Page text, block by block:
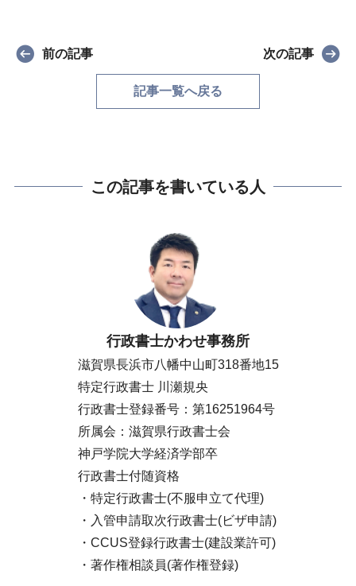
前の記事
記事一覧へ戻る
次の記事
この記事を書いている人
行政書士かわせ事務所
滋賀県長浜市八幡中山町318番地15
特定行政書士 川瀬規央
行政書士登録番号：第16251964号
所属会：滋賀県行政書士会
神戸学院大学経済学部卒
行政書士付随資格
・特定行政書士(不服申立て代理)
・入管申請取次行政書士(ビザ申請)
・CCUS登録行政書士(建設業許可)
・著作権相談員(著作権登録)